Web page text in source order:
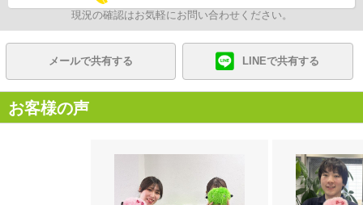
現況の確認はお気軽にお問い合わせください。
メールで共有する LINEで共有する
お客様の声